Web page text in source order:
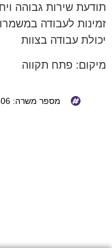
תודעת שירות גבוהה
זמינות לעבודה
יכולת עבודה בצוות
מיקום: פתח תקווה
מספר משרה: 4406